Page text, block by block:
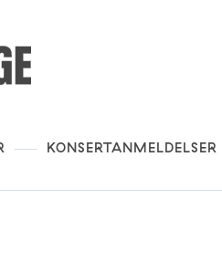
KONSERTANMELDELSER